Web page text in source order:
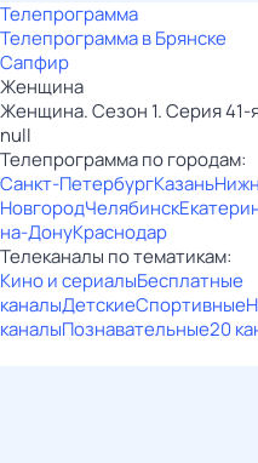
Телепрограмма
Телепрограмма в Брянске
Сапфир
Женщина
Женщина. Сезон 1. Серия 41-
null
Телепрограмма по городам:
Санкт-ПетербургКазань
НовгородЧелябинск
на-ДонуКраснодар
Телеканалы по тематикам:
Кино и сериалыБесплатные
каналыДетскиеСпортивные
каналыПознавательные20